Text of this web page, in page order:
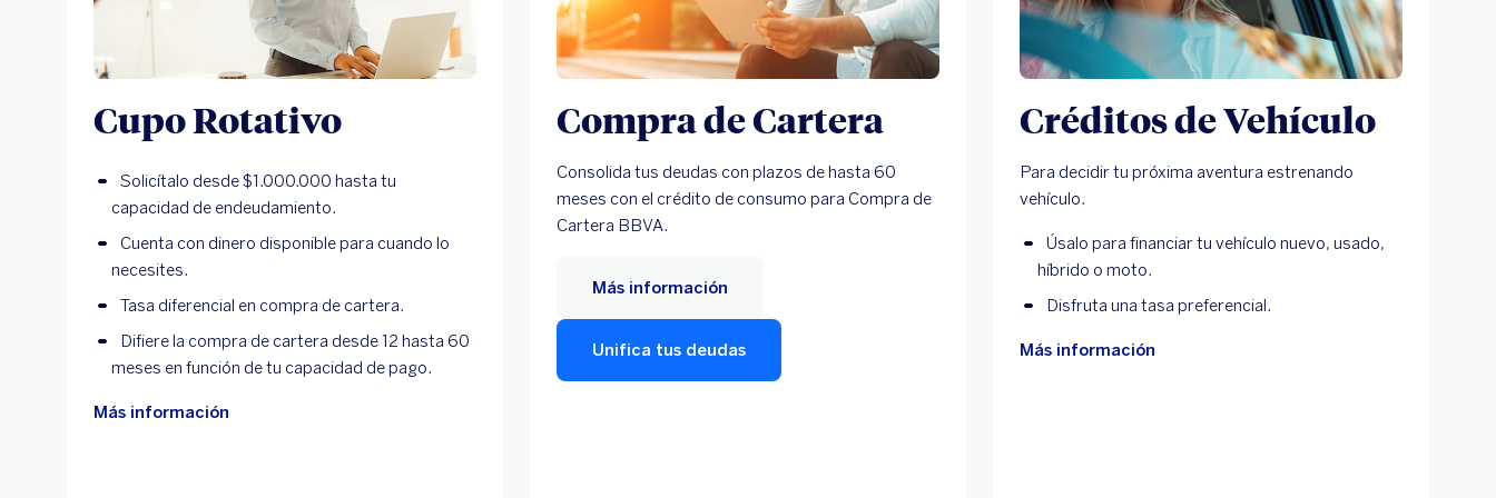
Cupo Rotativo
Solicítalo desde $1.000.000 hasta tu
capacidad de endeudamiento.
Cuenta con dinero disponible para cuando lo
necesites.
Tasa diferencial en compra de cartera.
Difiere la compra de cartera desde 12 hasta 60
meses en función de tu capacidad de pago.
Más información
Compra de Cartera
Consolida tus deudas con plazos de hasta 60
meses con el crédito de consumo para Compra de
Cartera BBVA.
Unifica tus deudas
Más información
Créditos de Vehículo
Para decidir tu próxima aventura estrenando
vehículo.
Úsalo para financiar tu vehículo nuevo, usado,
híbrido o moto.
Disfruta una tasa preferencial.
Más información